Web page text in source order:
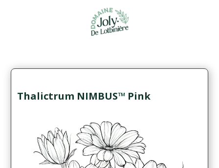
Thalictrum NIMBUS™ Pink